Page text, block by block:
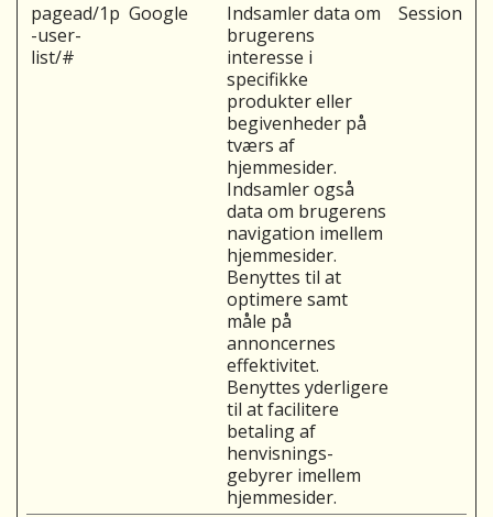
pagead/1p
-user-
list/#
Google
Indsamler data om
brugerens
interesse i
specifikke
produkter eller
begivenheder på
tværs af
hjemmesider.
Indsamler også
data om brugerens
navigation imellem
hjemmesider.
Benyttes til at
optimere samt
måle på
annoncernes
effektivitet.
Benyttes yderligere
til at facilitere
betaling af
henvisnings-
gebyrer imellem
hjemmesider.
Session